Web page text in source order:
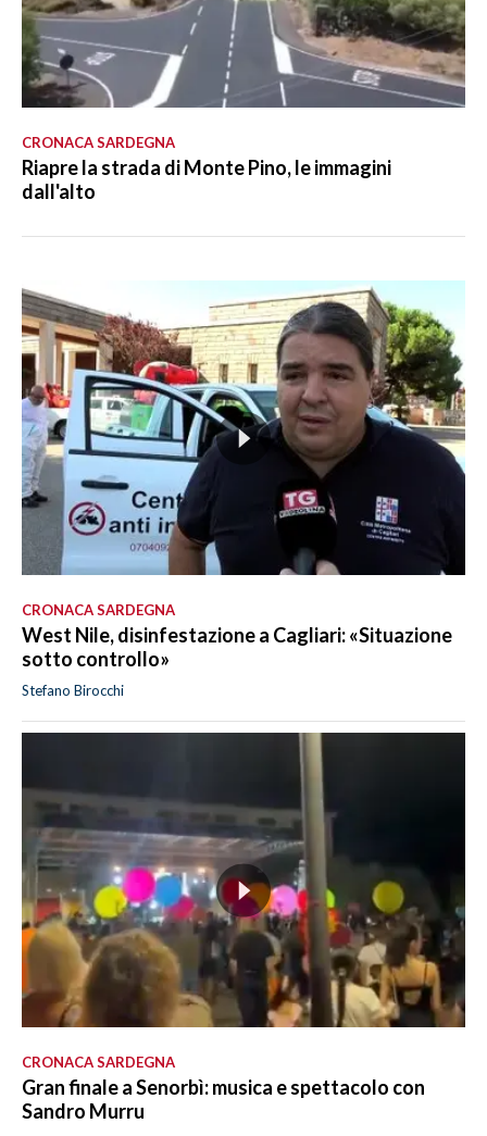
CRONACA SARDEGNA
Riapre la strada di Monte Pino, le immagini
dall'alto
CRONACA SARDEGNA
West Nile, disinfestazione a Cagliari: «Situazione
sotto controllo»
Stefano Birocchi
CRONACA SARDEGNA
Gran finale a Senorbì: musica e spettacolo con
Sandro Murru